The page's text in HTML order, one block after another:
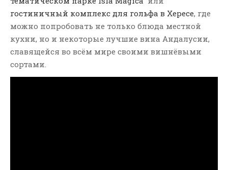
гостиничный комплекс для гольфа в Хересе, где
можно попробовать не только блюда местной
кухни, но и некоторые лучшие вина Андалусии,
славящейся во всём мире своими вишнёвыми
сортами.